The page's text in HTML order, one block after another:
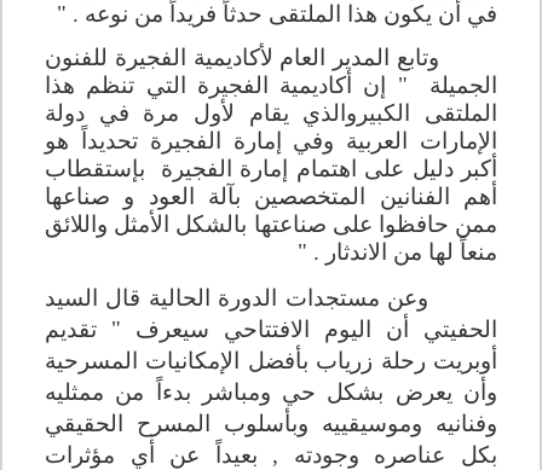
في أن يكون هذا الملتقى حدثاً فريداً من نوعه . "
وتابع المدير العام لأكاديمية الفجيرة للفنون
الجميلة " إن أكاديمية الفجيرة التي تنظم هذا
الملتقى الكبيروالذي يقام لأول مرة في دولة
الإمارات العربية وفي إمارة الفجيرة تحديداً هو
أكبر دليل على اهتمام إمارة الفجيرة بإستقطاب
أهم الفنانين المتخصصين بآلة العود و صناعها
ممن حافظوا على صناعتها بالشكل الأمثل واللائق
منعاً لها من الاندثار . "
وعن مستجدات الدورة الحالية قال السيد
الحفيتي أن اليوم الافتتاحي سيعرف " تقديم
أوبريت رحلة زرياب بأفضل الإمكانيات المسرحية
وأن يعرض بشكل حي ومباشر بدءاً من ممثليه
وفنانيه وموسيقييه وبأسلوب المسرح الحقيقي
بكل عناصره وجودته , بعيداً عن أي مؤثرات